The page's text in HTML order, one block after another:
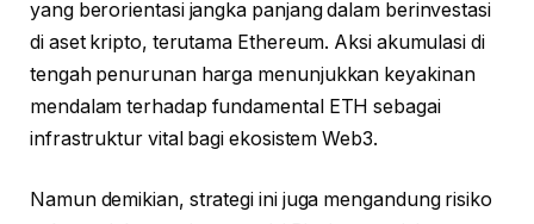
yang berorientasi jangka panjang dalam berinvestasi
di aset kripto, terutama Ethereum. Aksi akumulasi di
tengah penurunan harga menunjukkan keyakinan
mendalam terhadap fundamental ETH sebagai
infrastruktur vital bagi ekosistem Web3.
Namun demikian, strategi ini juga mengandung risiko